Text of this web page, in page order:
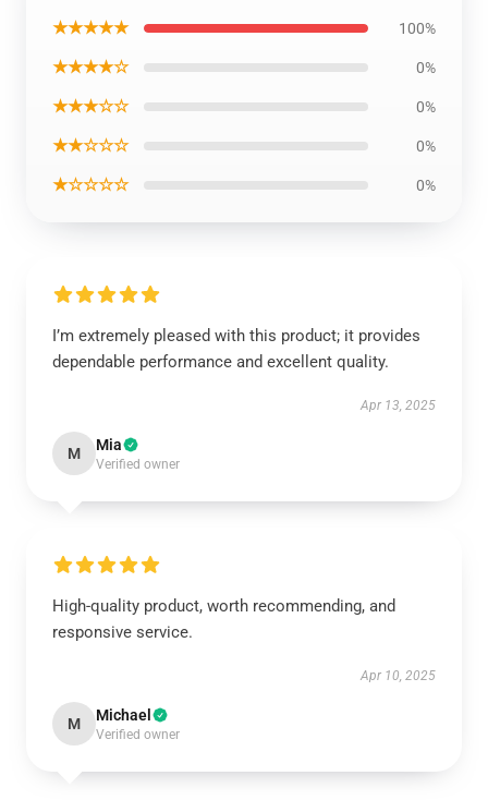
★★★★★ 100%
★★★★☆ 0%
★★★☆☆ 0%
★★☆☆☆ 0%
★☆☆☆☆ 0%
I’m extremely pleased with this product; it provides
dependable performance and excellent quality.
Apr 13, 2025
M Mia
Verified owner
High-quality product, worth recommending, and
responsive service.
Apr 10, 2025
M Michael
Verified owner